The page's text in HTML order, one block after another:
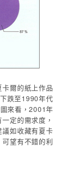
爾的紙上作品
跌至1990年代
來看，2001年
定的需求度，
如收藏有夏卡
望有不錯的利